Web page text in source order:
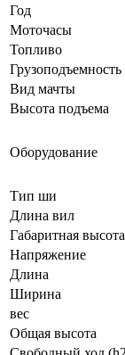
Год
Моточасы
Топливо
Грузоподъемность
Вид мачты
Высота подъема
Оборудование
Тип ши
Длина вил
Габаритная высота
Напряжение
Длина
Ширина
вес
Общая высота